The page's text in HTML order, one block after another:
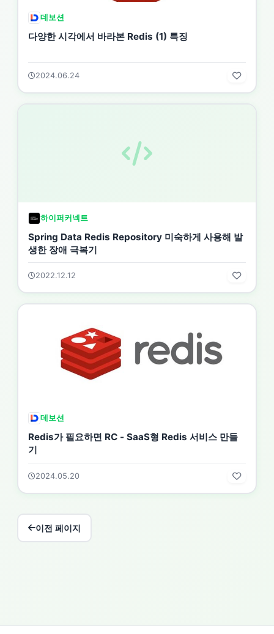
데보션
다양한 시각에서 바라본 Redis (1) 특징
2024.06.24
하이퍼커넥트
Spring Data Redis Repository 미숙하게 사용해 발
생한 장애 극복기
2022.12.12
데보션
Redis가 필요하면 RC - SaaS형 Redis 서비스 만들
기
2024.05.20
이전 페이지